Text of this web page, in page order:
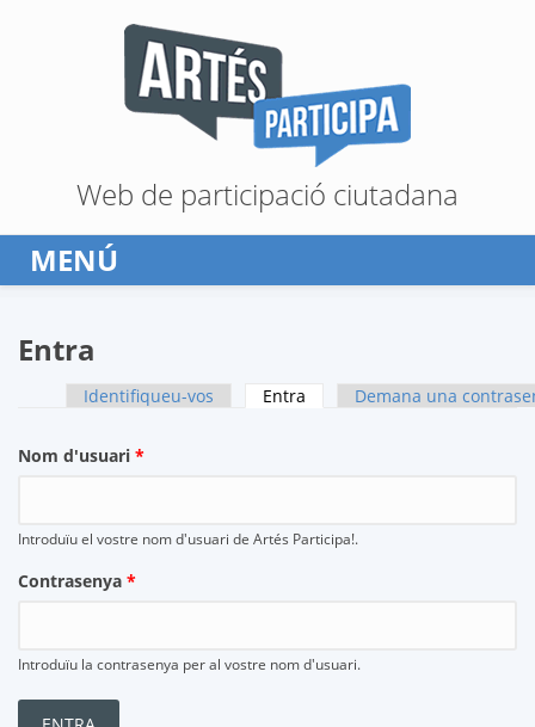
Web de participació ciutadana
MENÚ
Entra
Identifiqueu-vos Entra (pestanya activa)
Demana una
Nom d'usuari *
Introduïu el vostre nom d'usuari de Artés Participa!.
Contrasenya *
Introduïu la contrasenya per al vostre nom d'usuari.